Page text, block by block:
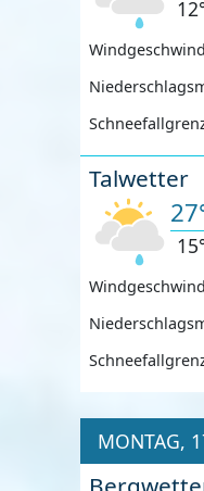
Talwetter
MONTAG,